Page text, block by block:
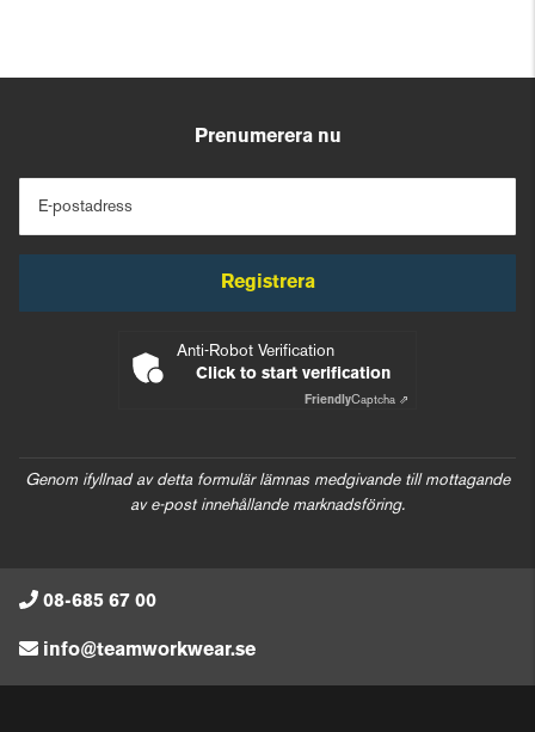
Prenumerera nu
E-postadress
Registrera
Anti-Robot Verification
Click to start verification
FriendlyCaptcha ⇗
Genom ifyllnad av detta formulär lämnas medgivande till mottagande
av e-post innehållande marknadsföring.
08-685 67 00
info@teamworkwear.se